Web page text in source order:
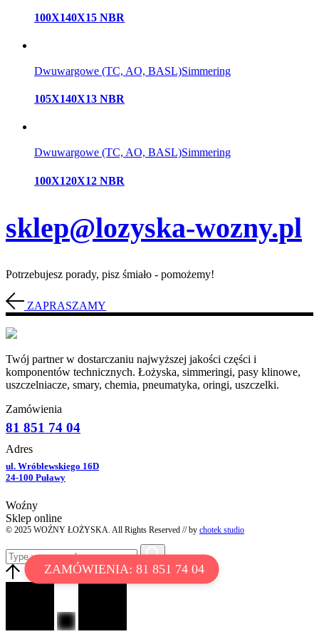
ZAMÓWIENIA: 81 851 74 04
100X140X15 NBR
Dwuwargowe (TC, AO, BASL)Simmering
105X140X13 NBR
Dwuwargowe (TC, AO, BASL)Simmering
100X120X12 NBR
sklep@lozyska-wozny.pl
Potrzebujesz porady, pisz śmiało - pomożemy!
ZAPRASZAMY
Twój partner w dostarczaniu najwyższej jakości części i
komponentów technicznych. Łożyska, simmeringi, pasy klinowe,
uszczelniacze, smary, chemia, pneumatyka, oringi, uszczelki.
Zamówienia
81 851 74 04
Adres
ul. Wróblewskiego 16D
24-100 Puławy
Woźny
Sklep online
© 2025 WOŹNY ŁOŻYSKA. All Rights Reserved // by chotek studio